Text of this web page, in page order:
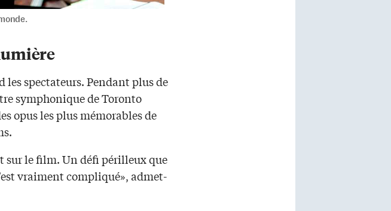
les spectateurs. Pendant plus de
symphonique de Toronto
opus les plus mémorables de
sur le film. Un défi périlleux que
vraiment compliqué», admet-